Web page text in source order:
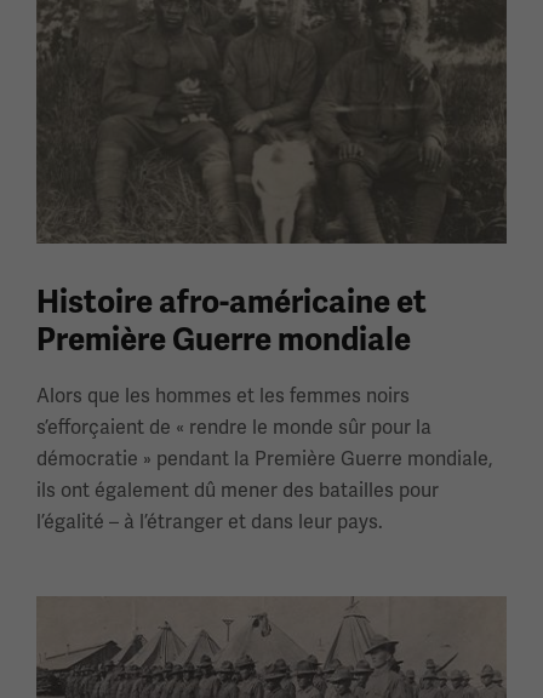
Histoire afro-américaine et
Première Guerre mondiale
Alors que les hommes et les femmes noirs
s’efforçaient de « rendre le monde sûr pour la
démocratie » pendant la Première Guerre mondiale,
ils ont également dû mener des batailles pour
l’égalité – à l’étranger et dans leur pays.